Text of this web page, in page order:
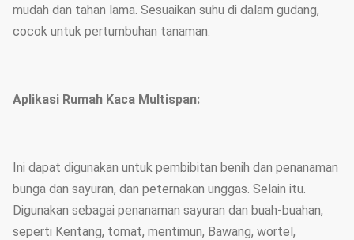
mudah dan tahan lama. Sesuaikan suhu di dalam gudang,
cocok untuk pertumbuhan tanaman.
Aplikasi Rumah Kaca Multispan:
Ini dapat digunakan untuk pembibitan benih dan penanaman
bunga dan sayuran, dan peternakan unggas. Selain itu.
Digunakan sebagai penanaman sayuran dan buah-buahan,
seperti Kentang, tomat, mentimun, Bawang, wortel,